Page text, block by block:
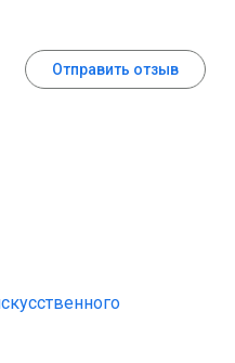
Отправить отзыв